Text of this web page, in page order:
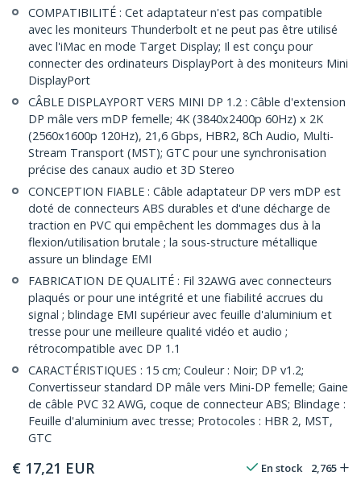
COMPATIBILITÉ : Cet adaptateur n'est pas compatible
avec les moniteurs Thunderbolt et ne peut pas être utilisé
avec l'iMac en mode Target Display; Il est conçu pour
connecter des ordinateurs DisplayPort à des moniteurs Mini
DisplayPort
CÂBLE DISPLAYPORT VERS MINI DP 1.2 : Câble d'extension
DP mâle vers mDP femelle; 4K (3840x2400p 60Hz) x 2K
(2560x1600p 120Hz), 21,6 Gbps, HBR2, 8Ch Audio, Multi-
Stream Transport (MST); GTC pour une synchronisation
précise des canaux audio et 3D Stereo
CONCEPTION FIABLE : Câble adaptateur DP vers mDP est
doté de connecteurs ABS durables et d'une décharge de
traction en PVC qui empêchent les dommages dus à la
flexion/utilisation brutale ; la sous-structure métallique
assure un blindage EMI
FABRICATION DE QUALITÉ : Fil 32AWG avec connecteurs
plaqués or pour une intégrité et une fiabilité accrues du
signal ; blindage EMI supérieur avec feuille d'aluminium et
tresse pour une meilleure qualité vidéo et audio ;
rétrocompatible avec DP 1.1
CARACTÉRISTIQUES : 15 cm; Couleur : Noir; DP v1.2;
Convertisseur standard DP mâle vers Mini-DP femelle; Gaine
de câble PVC 32 AWG, coque de connecteur ABS; Blindage :
Feuille d'aluminium avec tresse; Protocoles : HBR 2, MST,
GTC
€ 17,21 EUR En stock 2,765